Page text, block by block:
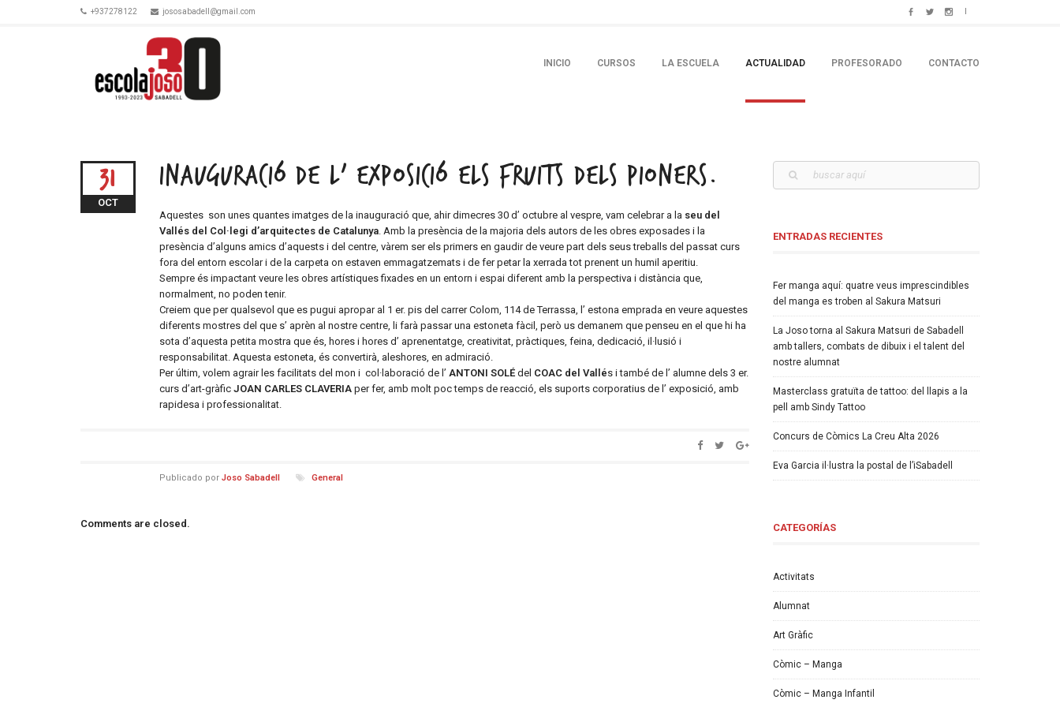
+937278122 jososabadell@gmail.com
SKIP TO PRIMARY CONTENT
SKIP TO SECONDARY CONTENT
INICIO CURSOS LA ESCUELA ACTUALIDAD PROFESORADO CONTACTO
31
OCT
INAUGURACIÓ DE L’ EXPOSICIÓ ELS FRUITS DELS PIONERS.
Aquestes son unes quantes imatges de la inauguració que, ahir dimecres 30 d’ octubre al vespre, vam celebrar a la seu del
Vallés del Col·legi d’arquitectes de Catalunya. Amb la presència de la majoria dels autors de les obres exposades i la
presència d’alguns amics d’aquests i del centre, vàrem ser els primers en gaudir de veure part dels seus treballs del passat curs
fora del entorn escolar i de la carpeta on estaven emmagatzemats i de fer petar la xerrada tot prenent un humil aperitiu.
Sempre és impactant veure les obres artístiques fixades en un entorn i espai diferent amb la perspectiva i distància que,
normalment, no poden tenir.
Creiem que per qualsevol que es pugui apropar al 1 er. pis del carrer Colom, 114 de Terrassa, l’ estona emprada en veure aquestes
diferents mostres del que s’ aprèn al nostre centre, li farà passar una estoneta fàcil, però us demanem que penseu en el que hi ha
sota d’aquesta petita mostra que és, hores i hores d’ aprenentatge, creativitat, pràctiques, feina, dedicació, il·lusió i
responsabilitat. Aquesta estoneta, és convertirà, aleshores, en admiració.
Per últim, volem agrair les facilitats del mon i col·laboració de l’ ANTONI SOLÉ del COAC del Vallés i també de l’ alumne dels 3 er.
curs d’art-gràfic JOAN CARLES CLAVERIA per fer, amb molt poc temps de reacció, els suports corporatius de l’ exposició, amb
rapidesa i professionalitat.
Publicado por Joso Sabadell General
Comments are closed.
ENTRADAS RECIENTES
Fer manga aquí: quatre veus imprescindibles
del manga es troben al Sakura Matsuri
La Joso torna al Sakura Matsuri de Sabadell
amb tallers, combats de dibuix i el talent del
nostre alumnat
Masterclass gratuïta de tattoo: del llapis a la
pell amb Sindy Tattoo
Concurs de Còmics La Creu Alta 2026
Eva Garcia il·lustra la postal de l’iSabadell
CATEGORÍAS
Activitats
Alumnat
Art Gràfic
Còmic – Manga
Còmic – Manga Infantil